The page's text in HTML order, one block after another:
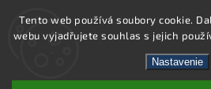
Tento web používá soubory cookie.
webu vyjadřujete souhlas s jejich
Nastavenie